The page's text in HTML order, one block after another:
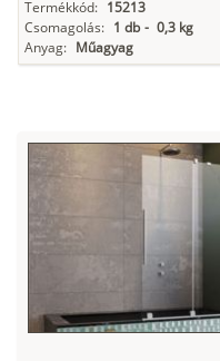
Termékkód: 15213
Csomagolás: 1 db - 0,3 kg
Anyag: Műagyag